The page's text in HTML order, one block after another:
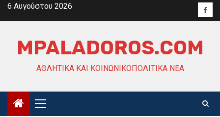
Skip6 Αυγούστου 2026
MPALADOROS.COM
ΑΘΛΗΤΙΚΆ ΚΑΙ ΚΟΙΝΩΝΙΚΟΠΟΛΙΤΙΚΆ ΝΈΑ
Primary